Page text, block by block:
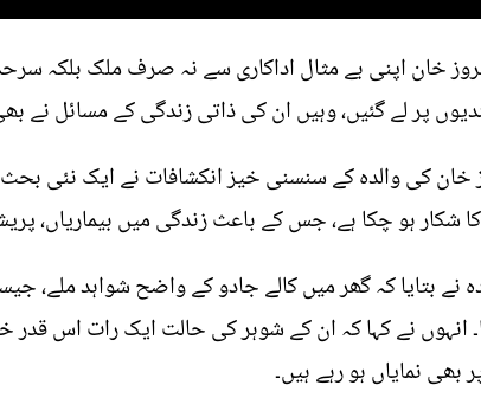
خان اپنی بے مثال اداکاری سے نہ صرف ملک بلکہ
پر لے گئیں، وہیں ان کی ذاتی زندگی کے مسائل
کی والدہ کے سنسنی خیز انکشافات نے ایک نئی بحث
شکار ہو چکا ہے، جس کے باعث زندگی میں بیماریاں،
نے بتایا کہ گھر میں کالے جادو کے واضح شواہد ملے،
انہوں نے کہا کہ ان کے شوہر کی حالت ایک رات اس
بھی نمایاں ہو رہے ہیں۔